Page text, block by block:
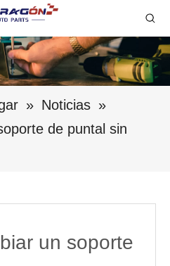
» Noticias »
de puntal sin
un soporte